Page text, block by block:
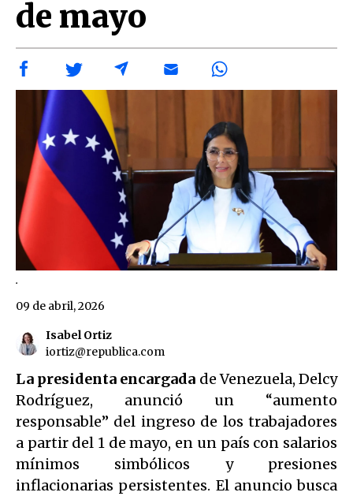
de mayo
.
Isabel Ortiz
iortiz@republica.com
09 de abril, 2026
La presidenta encargada de Venezuela, Delcy
Rodríguez, anunció un “aumento
responsable” del ingreso de los trabajadores
a partir del 1 de mayo, en un país con salarios
mínimos simbólicos y presiones
inflacionarias persistentes. El anuncio busca